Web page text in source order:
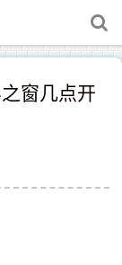
窗几点开